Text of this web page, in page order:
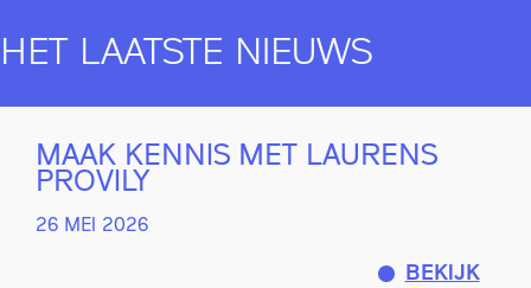
HET LAATSTE NIEUWS
MAAK KENNIS MET LAURENS
PROVILY
26 MEI 2026
BEKIJK